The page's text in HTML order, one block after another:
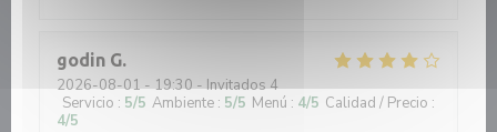
godin G
2026-08-01- 19:30 - Invitados 4
Servicio : 5/5 Ambiente : 5/5 Menú : 4/5 Calidad / Precio :
4/5